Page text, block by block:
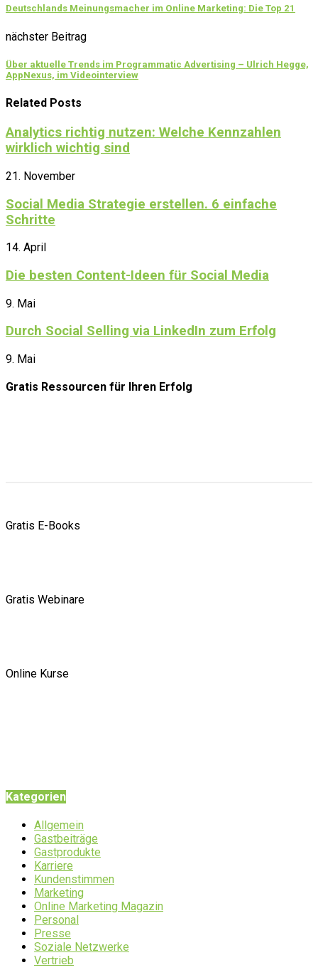
Deutschlands Meinungsmacher im Online Marketing: Die Top 21
nächster Beitrag
Über aktuelle Trends im Programmatic Advertising – Ulrich Hegge,
AppNexus, im Videointerview
Related Posts
Analytics richtig nutzen: Welche Kennzahlen
wirklich wichtig sind
21. November
Social Media Strategie erstellen. 6 einfache
Schritte
14. April
Die besten Content-Ideen für Social Media
9. Mai
Durch Social Selling via LinkedIn zum Erfolg
9. Mai
Gratis Ressourcen für Ihren Erfolg
Gratis E-Books
Gratis Webinare
Online Kurse
Kategorien
Allgemein
Gastbeiträge
Gastprodukte
Karriere
Kundenstimmen
Marketing
Online Marketing Magazin
Personal
Presse
Soziale Netzwerke
Vertrieb